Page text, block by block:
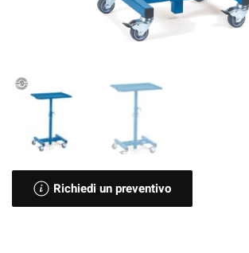
Richiedi un preventivo